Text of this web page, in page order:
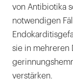
von Antibiotika
notwendigen
sie in mehreren
verstärken.